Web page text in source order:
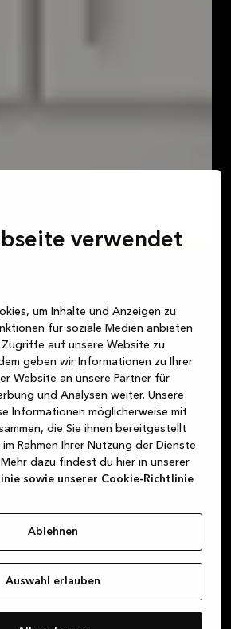
verwendet
um Inhalte und Anzeigen zu
für soziale Medien anbieten
auf unsere Website zu
geben wir Informationen zu Ihrer
Website an unsere Partner für
und Analysen weiter. Unsere
Informationen möglicherweise mit
die Sie ihnen bereitgestellt
Rahmen Ihrer Nutzung der Dienste
dazu findest du hier in unserer
sowie unserer Cookie-Richtlinie
Ablehnen
Auswahl erlauben